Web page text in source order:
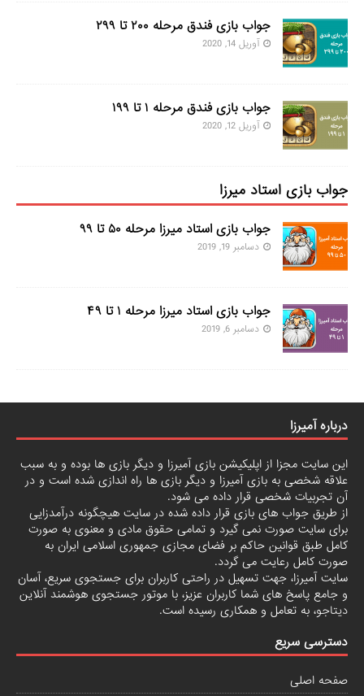
جواب بازی فندق مرحله ۲۰۰ تا ۲۹۹
آوریل 14, 2020
جواب بازی فندق مرحله ۱ تا ۱۹۹
آوریل 12, 2020
جواب بازی استاد میرزا
جواب بازی استاد میرزا مرحله ۵۰ تا ۹۹
دسامبر 19, 2019
جواب بازی استاد میرزا مرحله ۱ تا ۴۹
دسامبر 6, 2019
درباره آمیرزا
این سایت مجزا از اپلیکیشن بازی آمیرزا و دیگر بازی ها بوده و به سبب
علاقه شخصی به بازی آمیرزا و دیگر بازی ها راه اندازی شده است و در
آن تجربیات شخصی قرار داده می شود.
از طریق جواب های بازی قرار داده شده در سایت هیچگونه درآمدزایی
برای سایت صورت نمی گیرد و تمامی حقوق مادی و معنوی به صورت
کامل طبق قوانین حاکم بر فضای مجازی جمهوری اسلامی ایران به
صورت کامل رعایت می گردد.
سایت آمیرزا، جهت تسهیل در راحتی کاربران برای جستجوی سریع، آسان
و جامع پاسخ های شما کاربران عزیز، با موتور جستجوی هوشمند آنلاین
دیتاجو، به تعامل و همکاری رسیده است.
دسترسی سریع
صفحه اصلی